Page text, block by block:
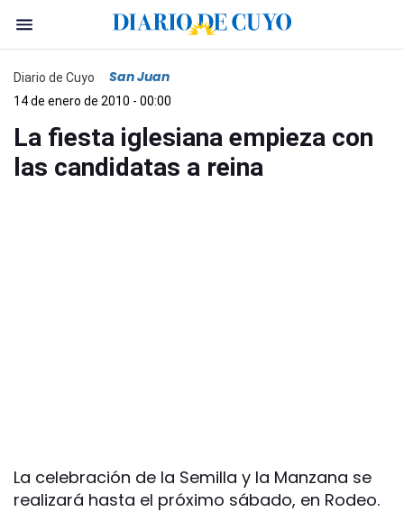
Diario de Cuyo San Juan
14 de enero de 2010 - 00:00
La fiesta iglesiana empieza con
las candidatas a reina
La celebración de la Semilla y la Manzana se
realizará hasta el próximo sábado, en Rodeo.